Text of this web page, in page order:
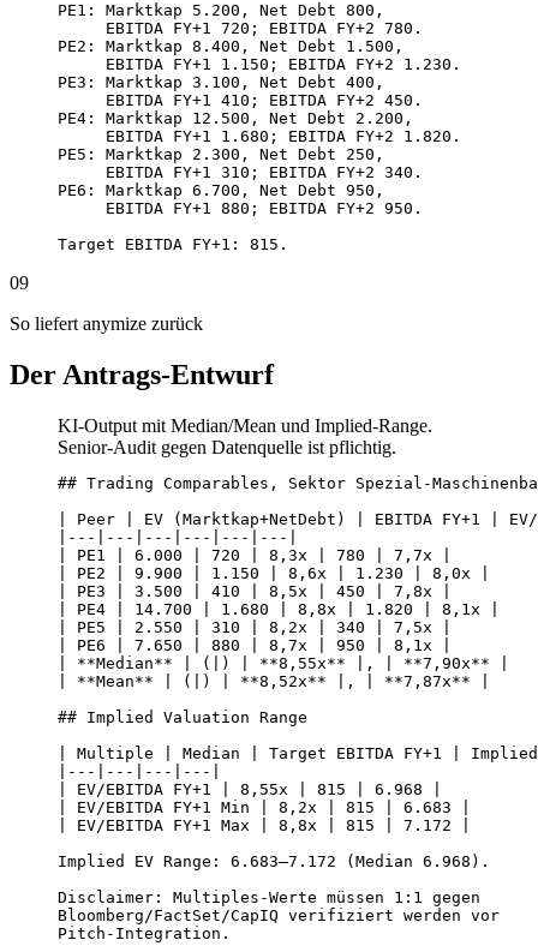
PE1: Marktkap 5.200, Net Debt 800,
     EBITDA FY+1 720; EBITDA FY+2 780.
PE2: Marktkap 8.400, Net Debt 1.500,
     EBITDA FY+1 1.150; EBITDA FY+2 1.230.
PE3: Marktkap 3.100, Net Debt 400,
     EBITDA FY+1 410; EBITDA FY+2 450.
PE4: Marktkap 12.500, Net Debt 2.200,
     EBITDA FY+1 1.680; EBITDA FY+2 1.820.
PE5: Marktkap 2.300, Net Debt 250,
     EBITDA FY+1 310; EBITDA FY+2 340.
PE6: Marktkap 6.700, Net Debt 950,
     EBITDA FY+1 880; EBITDA FY+2 950.
Target EBITDA FY+1: 815.
09
So liefert anymize zurück
Der Antrags-Entwurf
KI-Output mit Median/Mean und Implied-Range.
Senior-Audit gegen Datenquelle ist pflichtig.
## Trading Comparables, Sektor Spezial-
| Peer | EV (Marktkap+NetDebt) | EBITDA FY+1 | EV/
|---|---|---|---|---|---|
| PE1 | 6.000 | 720 | 8,3x | 780 | 7,7x |
| PE2 | 9.900 | 1.150 | 8,6x | 1.230 | 8,0x |
| PE3 | 3.500 | 410 | 8,5x | 450 | 7,8x |
| PE4 | 14.700 | 1.680 | 8,8x | 1.820 | 8,1x |
| PE5 | 2.550 | 310 | 8,2x | 340 | 7,5x |
| PE6 | 7.650 | 880 | 8,7x | 950 | 8,1x |
| **Median** | (|) | **8,55x** |, | **7,90x** |
| **Mean** | (|) | **8,52x** |, | **7,87x** |
## Implied Valuation Range
| Multiple | Median | Target EBITDA FY+1 |
|---|---|---|---|
| EV/EBITDA FY+1 | 8,55x | 815 | 6.968 |
| EV/EBITDA FY+1 Min | 8,2x | 815 | 6.683 |
| EV/EBITDA FY+1 Max | 8,8x | 815 | 7.172 |
Implied EV Range: 6.683–7.172 (Median 6.968).
Disclaimer: Multiples-Werte müssen 1:1 gegen
Bloomberg/FactSet/CapIQ verifiziert werden vor
Pitch-Integration.